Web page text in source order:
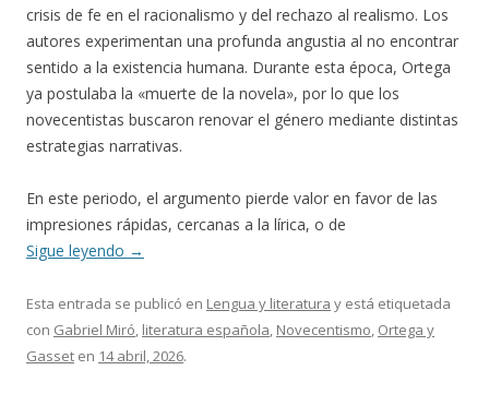
crisis de fe en el racionalismo y del rechazo al realismo. Los
autores experimentan una profunda angustia al no encontrar
sentido a la existencia humana. Durante esta época, Ortega
ya postulaba la «muerte de la novela», por lo que los
novecentistas buscaron renovar el género mediante distintas
estrategias narrativas.
En este periodo, el argumento pierde valor en favor de las
impresiones rápidas, cercanas a la lírica, o de
Sigue leyendo →
Esta entrada se publicó en Lengua y literatura y está etiquetada
con Gabriel Miró, literatura española, Novecentismo, Ortega y
Gasset en 14 abril, 2026.